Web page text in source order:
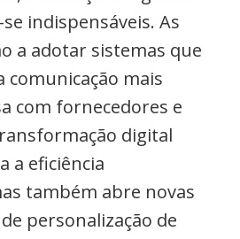
indispensáveis. As
a adotar sistemas que
mais
com fornecedores e
digital
a eficiência
também abre novas
personalização de